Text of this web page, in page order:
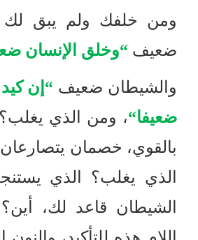
ومن خلفك ولم يبق لك
ضعيف “وخلق الإنسان
والشيطان ضعيف “ إن
ضعيفا“، ومن الذي
بالقوي، خصمان
الذي يغلب؟ الذي
الشيطان قاعد لك،